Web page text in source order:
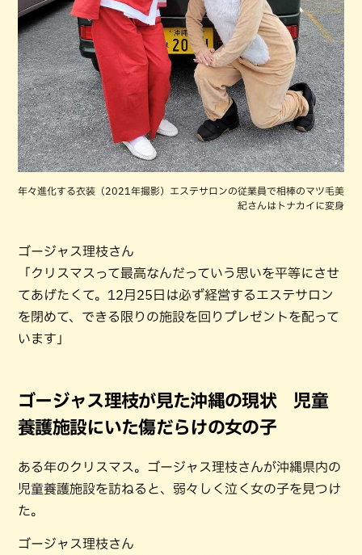
年々進化する衣装（2021年撮影）エステサロンの従業員で相棒のマツ毛美
紀さんはトナカイに変身
ゴージャス理枝さん
「クリスマスって最高なんだっていう思いを平等にさせ
てあげたくて。12月25日は必ず経営するエステサロン
を閉めて、できる限りの施設を回りプレゼントを配って
います」
ゴージャス理枝が見た沖縄の現状 児童
養護施設にいた傷だらけの女の子
ある年のクリスマス。ゴージャス理枝さんが沖縄県内の
児童養護施設を訪ねると、弱々しく泣く女の子を見つけ
た。
ゴージャス理枝さん